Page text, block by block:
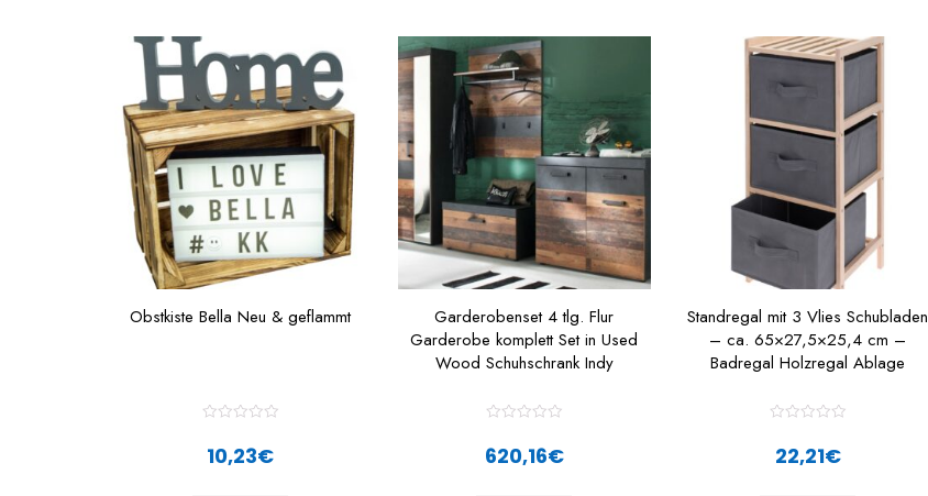
Obstkiste Bella Neu & geflammt
10,23€
Garderobenset 4 tlg. Flur
Garderobe komplett Set in Used
Wood Schuhschrank Indy
a
t
620,16€
Standregal mit 3 Vlies Schubladen
– ca. 65×27,5×25,4 cm –
Badregal Holzregal Ablage
22,21€